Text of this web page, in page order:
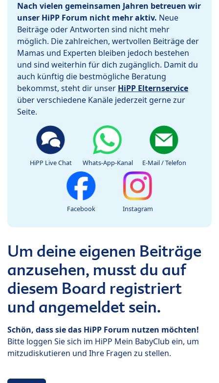
Nach vielen gemeinsamen Jahren betreuen wir
unser HiPP Forum nicht mehr aktiv. Neue
Beiträge oder Antworten sind nicht mehr
möglich. Die zahlreichen, wertvollen Beiträge der
Mamas und Experten bleiben jedoch bestehen
und sind weiterhin für dich zugänglich. Damit du
auch künftig die bestmögliche Beratung
bekommst, steht dir unser HiPP Elternservice
über verschiedene Kanäle jederzeit gerne zur
Seite.
HiPP Live Chat Whats-App-Kanal E-Mail / Telefon
Facebook Instagram
Um deine eigenen Beiträge
anzusehen, musst du auf
diesem Board registriert
und angemeldet sein.
Schön, dass sie das HiPP Forum nutzen möchten!
Bitte loggen Sie sich im HiPP Mein BabyClub ein, um
mitzudiskutieren und Ihre Fragen zu stellen.